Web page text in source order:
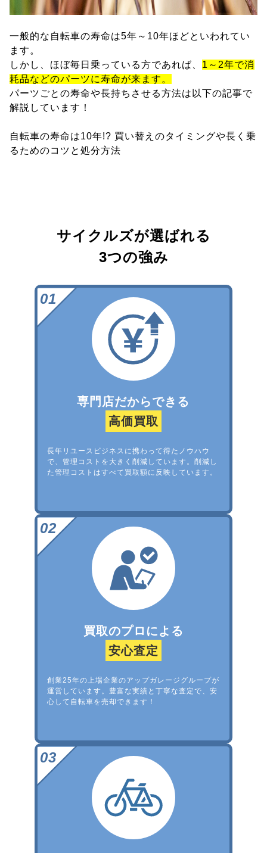
一般的な自転車の寿命は5年～10年ほどといわれてい
ます。
しかし、ほぼ毎日乗っている方であれば、 1～2年で消
耗品などのパーツに寿命が来ます。
パーツごとの寿命や長持ちさせる方法は以下の記事で
解説しています！
自転車の寿命は10年!? 買い替えのタイミングや長く乗
るためのコツと処分方法
サイクルズが選ばれる
3つの強み
専門店だからできる
高価買取
長年リユースビジネスに携わって得たノウハウ
で、管理コストを大きく削減しています。削減し
た管理コストはすべて買取額に反映しています。
買取のプロによる
安心査定
創業25年の上場企業のアップガレージグループが
運営しています。豊富な実績と丁寧な査定で、安
心して自転車を売却できます！